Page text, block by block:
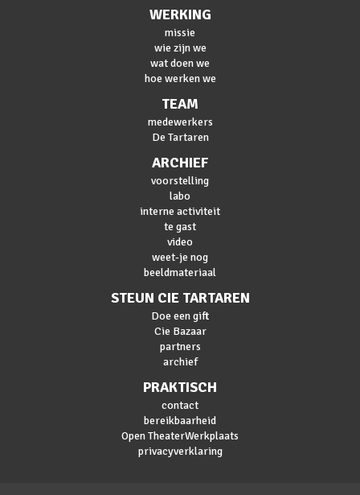
WERKING
missie
wie zijn we
wat doen we
hoe werken we
TEAM
medewerkers
De Tartaren
ARCHIEF
voorstelling
labo
interne activiteit
te gast
video
weet-je nog
beeldmateriaal
STEUN CIE TARTAREN
Doe een gift
Cie Bazaar
partners
archief
PRAKTISCH
contact
bereikbaarheid
Open TheaterWerkplaats
privacyverklaring